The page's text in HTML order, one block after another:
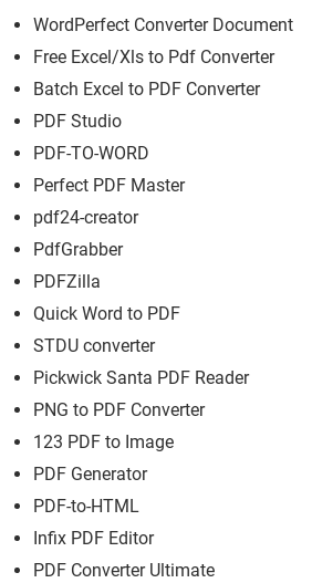
WordPerfect Converter Document
Free Excel/Xls to Pdf Converter
Batch Excel to PDF Converter
PDF Studio
PDF-TO-WORD
Perfect PDF Master
pdf24-creator
PdfGrabber
PDFZilla
Quick Word to PDF
STDU converter
Pickwick Santa PDF Reader
PNG to PDF Converter
123 PDF to Image
PDF Generator
PDF-to-HTML
Infix PDF Editor
PDF Converter Ultimate